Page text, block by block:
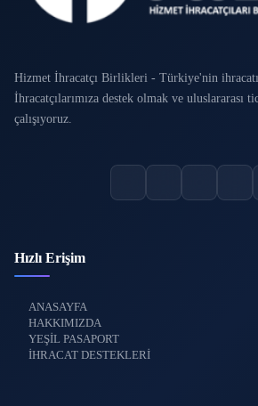
Hizmet İhracatçı Birlikleri - Türkiye'nin
İhracatçılarımıza destek olmak ve uluslararası
çalışıyoruz.
Hızlı Erişim
ANASAYFA
HAKKIMIZDA
YEŞİL PASAPORT
İHRACAT DESTEKLERİ